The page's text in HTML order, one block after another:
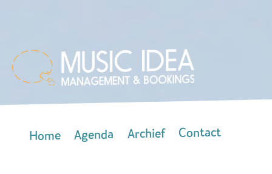
Home Agenda Archief Contact